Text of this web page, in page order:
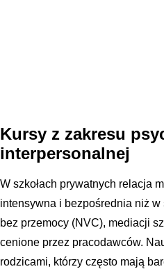
Kursy z zakresu
interpersonalnej
W szkołach prywatnych relacja
intensywna i bezpośrednia niż
bez przemocy (NVC), mediacji
cenione przez pracodawców.
rodzicami, którzy często mają